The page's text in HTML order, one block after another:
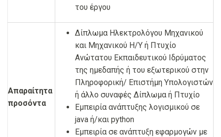
του έργου
Απαραίτητα
προσόντα
Δίπλωμα Ηλεκτρολόγου Μηχανικού
και Μηχανικού Η/Υ ή Πτυχίο
Ανώτατου Εκπαιδευτικού Ιδρύματος
της ημεδαπής ή του εξωτερικού στην
Πληροφορική/ Επιστήμη Υπολογιστών
ή άλλο συναφές Δίπλωμα ή Πτυχίο
Εμπειρία ανάπτυξης λογισμικού σε
java ή/και python
Εμπειρία σε ανάπτυξη εφαρμογών με